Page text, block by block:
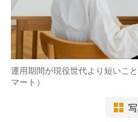
運用期間が現役世代より短いこ
マート）